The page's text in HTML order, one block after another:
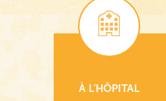
À L’HÔPITAL